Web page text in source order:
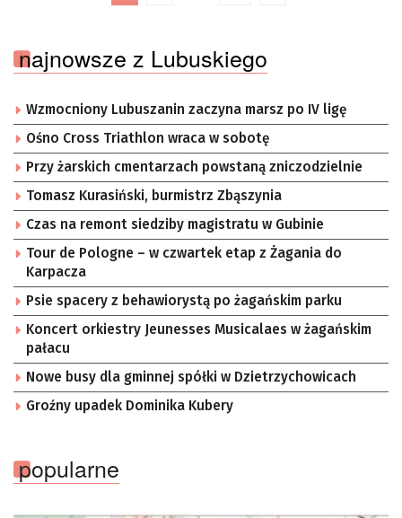
najnowsze z Lubuskiego
Wzmocniony Lubuszanin zaczyna marsz po IV ligę
Ośno Cross Triathlon wraca w sobotę
Przy żarskich cmentarzach powstaną zniczodzielnie
Tomasz Kurasiński, burmistrz Zbąszynia
Czas na remont siedziby magistratu w Gubinie
Tour de Pologne – w czwartek etap z Żagania do
Karpacza
Psie spacery z behawiorystą po żagańskim parku
Koncert orkiestry Jeunesses Musicalaes w żagańskim
pałacu
Nowe busy dla gminnej spółki w Dzietrzychowicach
Groźny upadek Dominika Kubery
popularne